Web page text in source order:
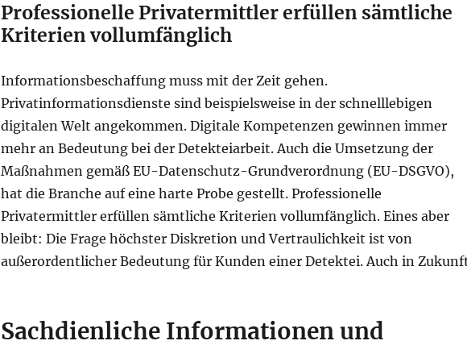
Professionelle Privatermittler erfüllen sämtliche
Kriterien vollumfänglich
Informationsbeschaffung muss mit der Zeit gehen.
Privatinformationsdienste sind beispielsweise in der schnelllebigen
digitalen Welt angekommen. Digitale Kompetenzen gewinnen immer
mehr an Bedeutung bei der Detekteiarbeit. Auch die Umsetzung der
Maßnahmen gemäß EU-Datenschutz-Grundverordnung (EU-DSGVO),
hat die Branche auf eine harte Probe gestellt. Professionelle
Privatermittler erfüllen sämtliche Kriterien vollumfänglich. Eines aber
bleibt: Die Frage höchster Diskretion und Vertraulichkeit ist von
außerordentlicher Bedeutung für Kunden einer Detektei. Auch in
Sachdienliche Informationen und